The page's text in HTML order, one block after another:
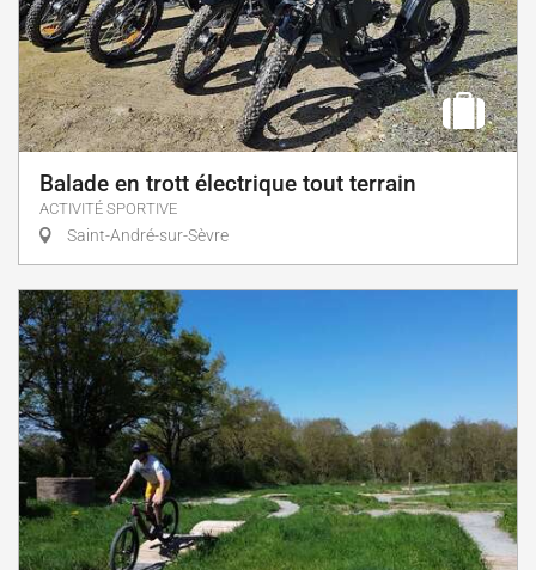
Balade en trott électrique tout terrain
ACTIVITÉ SPORTIVE
Saint-André-sur-Sèvre